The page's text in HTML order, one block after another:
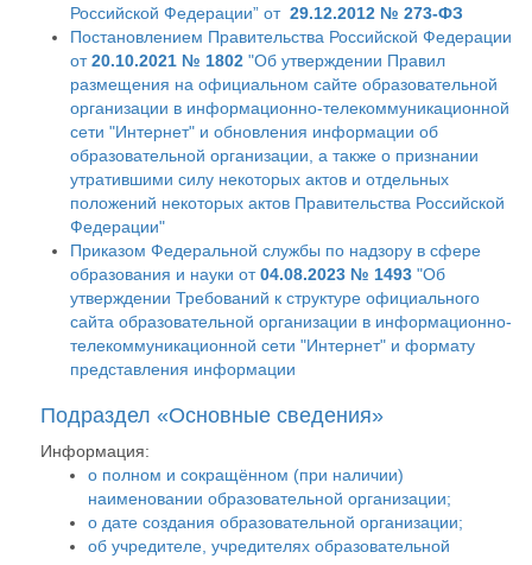
Российской Федерации” от 29.12.2012 № 273-ФЗ
Постановлением Правительства Российской Федерации
от20.10.2021 № 1802 "Об утверждении Правил
размещения на официальном сайте образовательной
организации в информационно-телекоммуникационной
сети "Интернет" и обновления информации об
образовательной организации, а также о признании
утратившими силу некоторых актов и отдельных
положений некоторых актов Правительства Российской
Федерации"
Приказом Федеральной службы по надзору в сфере
образования и науки от04.08.2023 № 1493 "Об
утверждении Требований к структуре официального
сайта образовательной организации в информационно-
телекоммуникационной сети "Интернет" и формату
представления информации
Подраздел «Основные сведения»
Информация:
о полном и сокращённом (при наличии)
наименовании образовательной организации;
о дате создания образовательной организации;
об учредителе, учредителях образовательной